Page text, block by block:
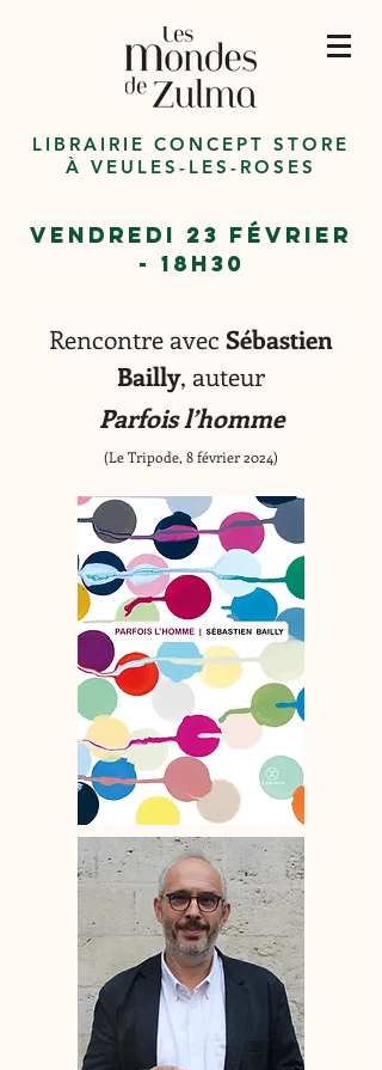
LIBRAIRIE CONCEPT STORE
À VEULES-LES-ROSES
vendredi 23 FéVRI ER
- 18h30
Rencontre avec Sébastien
Bailly, auteur
Parfois l’homme
(Le Tripode, 8 février 2024)